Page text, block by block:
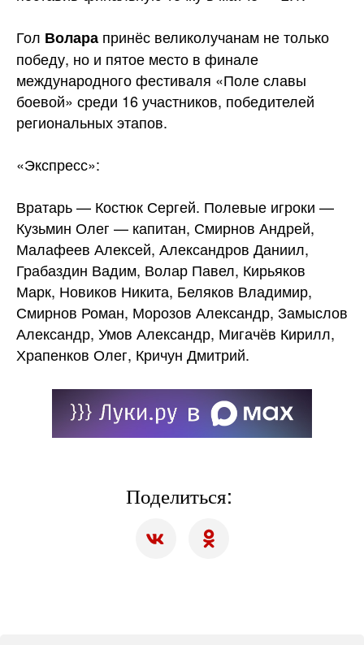
Гол Волара принёс великолучанам не только
победу, но и пятое место в финале
международного фестиваля «Поле славы
боевой» среди 16 участников, победителей
региональных этапов.
«Экспресс»:
Вратарь — Костюк Сергей. Полевые игроки —
Кузьмин Олег — капитан, Смирнов Андрей,
Малафеев Алексей, Александров Даниил,
Грабаздин Вадим, Волар Павел, Кирьяков
Марк, Новиков Никита, Беляков Владимир,
Смирнов Роман, Морозов Александр, Замыслов
Александр, Умов Александр, Мигачёв Кирилл,
Храпенков Олег, Кричун Дмитрий.
Поделиться: